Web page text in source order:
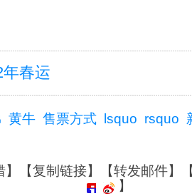
年春运
黄牛 售票方式 lsquo rsquo
】【复制链接】【转发邮件】
】